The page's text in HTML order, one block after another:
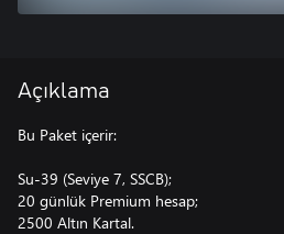
Açıklama
Bu Paket içerir:
Su-39 (Seviye 7, SSCB);
20 günlük Premium hesap;
2500 Altın Kartal.